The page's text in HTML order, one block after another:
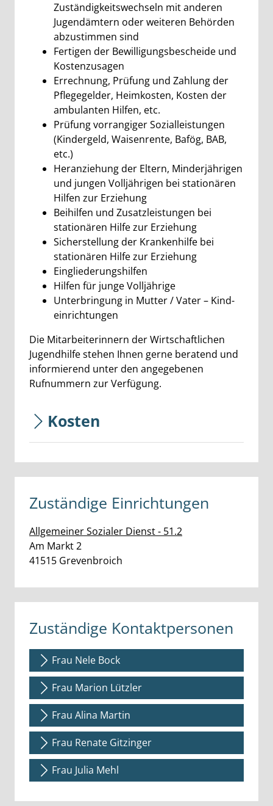
Zuständigkeitswechseln mit anderen
Jugendämtern oder weiteren Behörden
abzustimmen sind
Fertigen der Bewilligungsbescheide und
Kostenzusagen
Errechnung, Prüfung und Zahlung der
Pflegegelder, Heimkosten, Kosten der
ambulanten Hilfen, etc.
Prüfung vorrangiger Sozialleistungen
(Kindergeld, Waisenrente, Bafög, BAB,
etc.)
Heranziehung der Eltern, Minderjährigen
und jungen Volljährigen bei stationären
Hilfen zur Erziehung
Beihilfen und Zusatzleistungen bei
stationären Hilfe zur Erziehung
Sicherstellung der Krankenhilfe bei
stationären Hilfe zur Erziehung
Eingliederungshilfen
Hilfen für junge Volljährige
Unterbringung in Mutter / Vater – Kind-
einrichtungen
Die Mitarbeiterinnern der Wirtschaftlichen
Jugendhilfe stehen Ihnen gerne beratend und
informierend unter den angegebenen
Rufnummern zur Verfügung.
Kosten
Zuständige Einrichtungen
Allgemeiner Sozialer Dienst - 51.2
Straße:
Am Markt Hausnummer:
2
PLZ:
41515 Ort:
Grevenbroich
Zuständige Kontaktpersonen
Frau Nele Bock
Frau Marion Lützler
Frau Alina Martin
Frau Renate Gitzinger
Frau Julia Mehl